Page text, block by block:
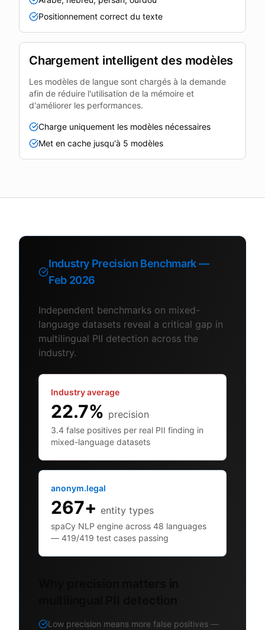
Positionnement correct du texte
Chargement intelligent des modèles
Les modèles de langue sont chargés à la demande
afin de réduire l'utilisation de la mémoire et
d'améliorer les performances.
Charge uniquement les modèles nécessaires
Met en cache jusqu'à 5 modèles
Industry Precision Benchmark —
Feb 2026
Independent benchmarks on mixed-
language datasets reveal a critical gap in
multilingual PII detection across the
industry.
Industry average
22.7% precision
3.4 false positives per real PII finding in
mixed-language datasets
anonym.legal
267+ entity types
spaCy NLP engine across 48 languages
— 419/419 test cases passing
Low precision means more false positives —